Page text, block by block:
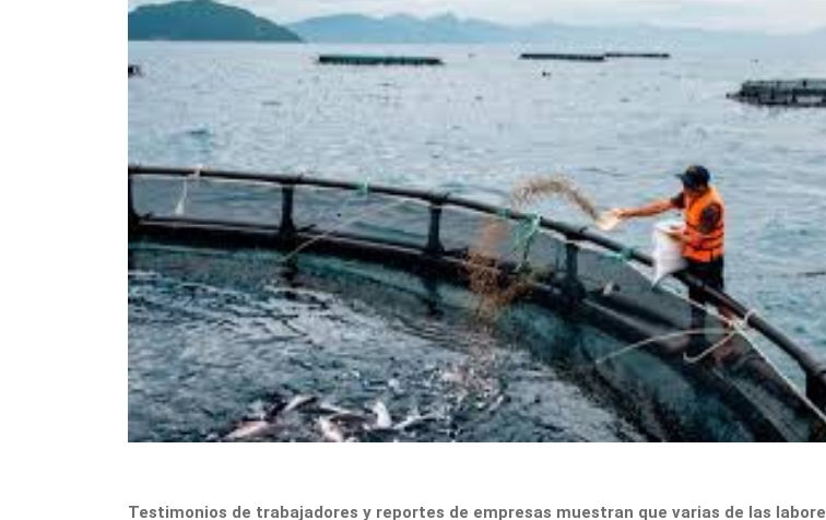
Testimonios de trabajadores y reportes de empresas muestran que varias de las